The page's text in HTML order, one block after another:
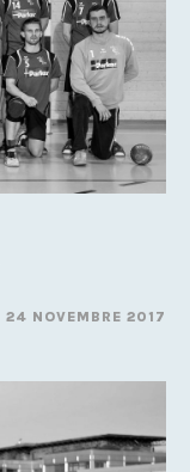
24 NOVEMBRE 2017